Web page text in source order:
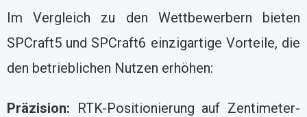
Im Vergleich zu den Wettbewerbern bieten
SPCraft5 und SPCraft6 einzigartige Vorteile, die
den betrieblichen Nutzen erhöhen:
Präzision: RTK-Positionierung auf Zentimeter-